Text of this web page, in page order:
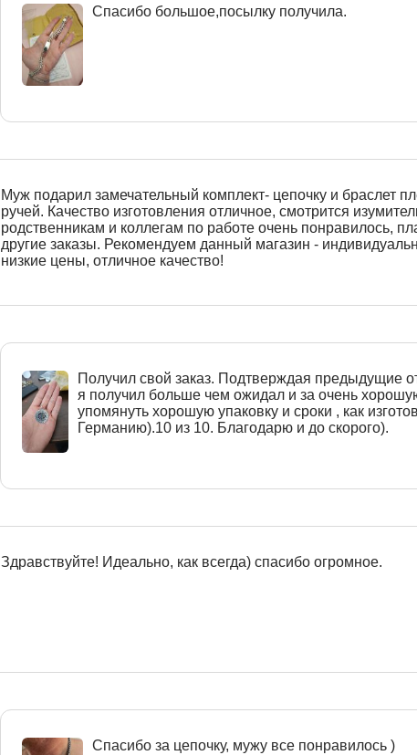
Спасибо большое,посылку получила.
Муж подарил замечательный комплект- цепочку и браслет
ручей. Качество изготовления отличное, смотрится
родственникам и коллегам по работе очень понравилось,
другие заказы. Рекомендуем данный магазин -
низкие цены, отличное качество!
Получил свой заказ. Подтверждая предыдущие
я получил больше чем ожидал и за очень
упомянуть хорошую упаковку и сроки , как
Германию).10 из 10. Благодарю и до скорого).
Здравствуйте! Идеально, как всегда) спасибо огромное.
Спасибо за цепочку, мужу все понравилось )